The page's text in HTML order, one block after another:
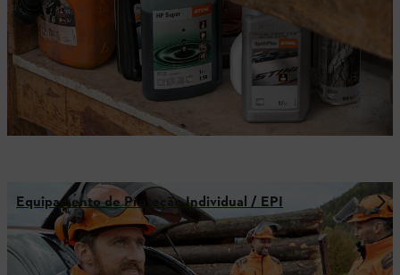
Equipamento de Proteção Individual / EPI